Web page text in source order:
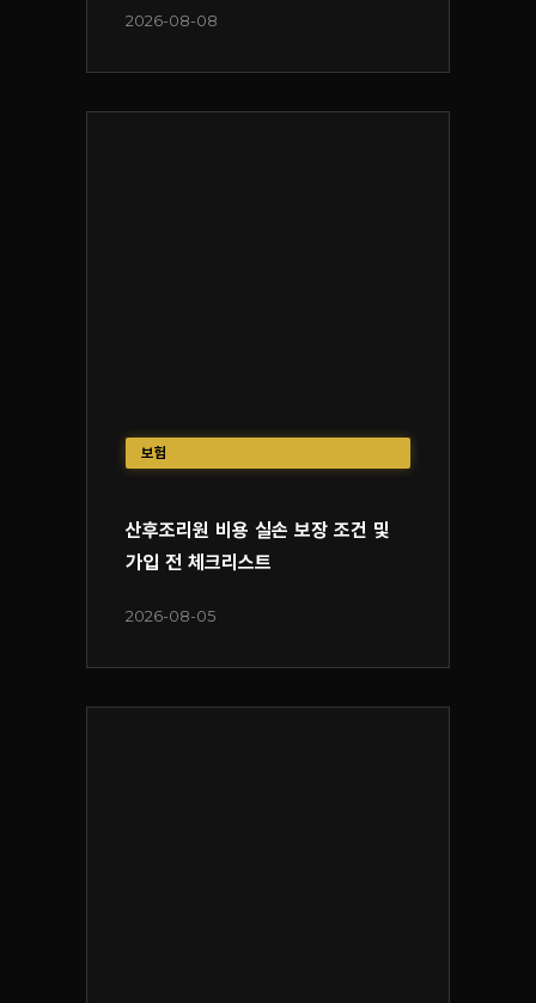
2026-08-08
보험
산후조리원 비용 실손 보장 조건 및
가입 전 체크리스트
2026-08-05